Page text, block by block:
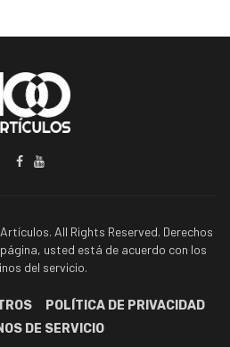
All Rights Reserved. Derechos
usted está de acuerdo con los
del servicio.
POLÍTICA DE PRIVACIDAD
DE SERVICIO